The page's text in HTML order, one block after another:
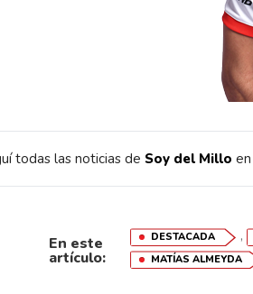
todas las noticias de Soy del Millo
En este
artículo:
DESTACADA ,
MATÍAS ALMEYDA